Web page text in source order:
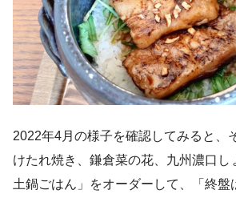
2022年4月の様子を確認してみると、
けたれ焼き、鎌倉菜の花、九州濃口し
土鍋ごはん」をオーダーして、「終盤